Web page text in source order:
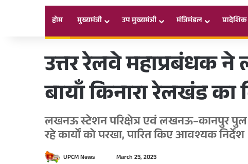
होम मुख्यमंत्री उप मुख्यमंत्री मंत्रिमंडल प्रादेशिक
उत्तर रेलवे महाप्रबंधक
बायाँ किनारा रेलखंड का
लखनऊ स्टेशन परिक्षेत्र एवं लखनऊ–कानपुर पुल
रहे कार्यों को परखा, पारित किए आवश्यक निर्देश
UPCM News March 25, 2025